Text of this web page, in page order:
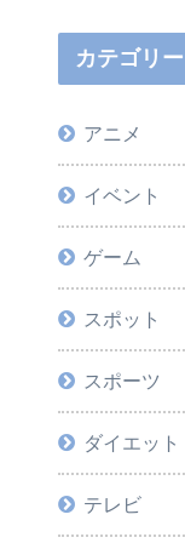
カテゴリー
アニメ
イベント
ゲーム
スポット
スポーツ
ダイエット
テレビ